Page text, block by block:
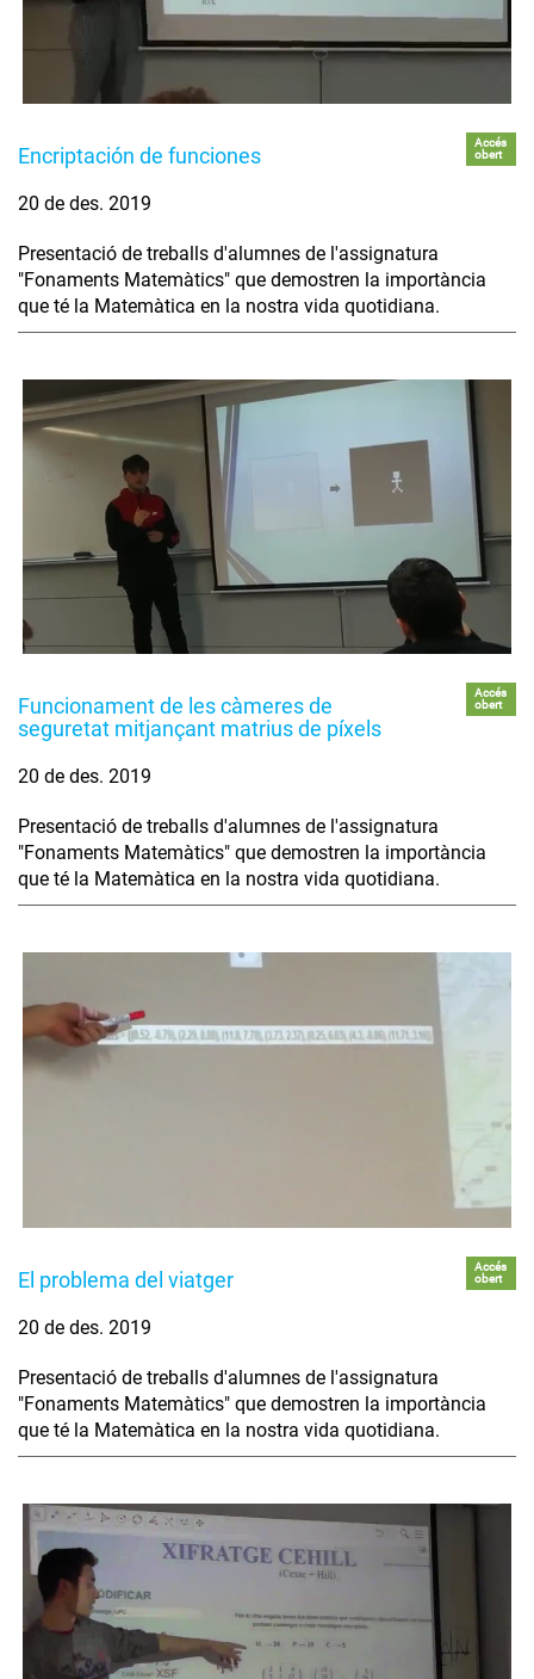
Encriptación de funciones
Accés
obert
20 de des. 2019
Presentació de treballs d'alumnes de l'assignatura
"Fonaments Matemàtics" que demostren la importància
que té la Matemàtica en la nostra vida quotidiana.
Funcionament de les càmeres de
seguretat mitjançant matrius de píxels
Accés
obert
20 de des. 2019
Presentació de treballs d'alumnes de l'assignatura
"Fonaments Matemàtics" que demostren la importància
que té la Matemàtica en la nostra vida quotidiana.
El problema del viatger
Accés
obert
20 de des. 2019
Presentació de treballs d'alumnes de l'assignatura
"Fonaments Matemàtics" que demostren la importància
que té la Matemàtica en la nostra vida quotidiana.